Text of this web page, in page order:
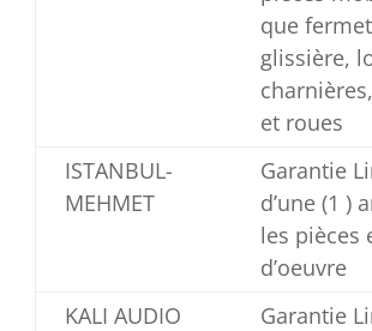
que
glissière,
et roues
ISTANBUL-
MEHMET
Garantie
d’une (1 )
les pièces
d’oeuvre
KALI AUDIO
Garantie